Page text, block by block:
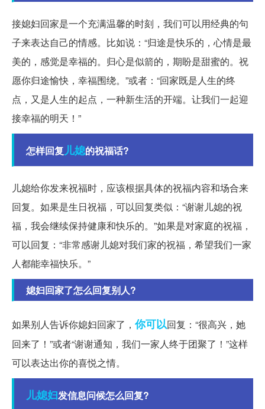
接媳妇回家是一个充满温馨的时刻，我们可以用经典的句
子来表达自己的情感。比如说：“归途是快乐的，心情是最
美的，感觉是幸福的。归心是似箭的，期盼是甜蜜的。祝
愿你归途愉快，幸福围绕。”或者：“回家既是人生的终
点，又是人生的起点，一种新生活的开端。让我们一起迎
接幸福的明天！”
怎样回复儿媳的祝福话?
儿媳给你发来祝福时，应该根据具体的祝福内容和场合来
回复。如果是生日祝福，可以回复类似：“谢谢儿媳的祝
福，我会继续保持健康和快乐的。”如果是对家庭的祝福，
可以回复：“非常感谢儿媳对我们家的祝福，希望我们一家
人都能幸福快乐。”
媳妇回家了怎么回复别人?
如果别人告诉你媳妇回家了，你可以回复：“很高兴，她
回来了！”或者“谢谢通知，我们一家人终于团聚了！”这样
可以表达出你的喜悦之情。
儿媳妇发信息问候怎么回复?